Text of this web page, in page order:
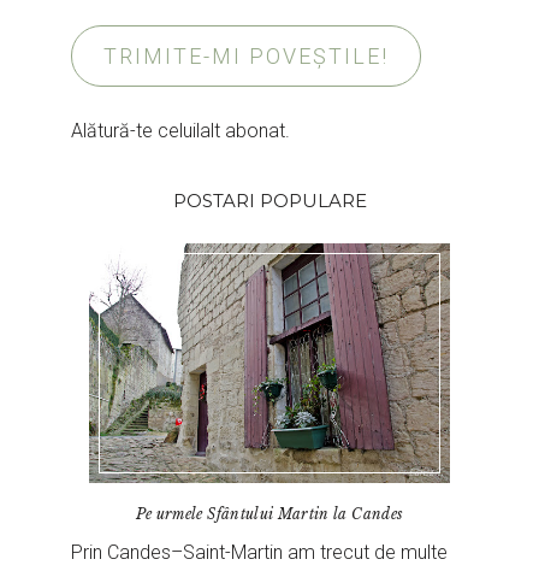
TRIMITE-MI POVEȘTILE!
Alătură-te celuilalt abonat.
POSTARI POPULARE
Pe urmele Sfântului Martin la Candes
Prin Candes–Saint-Martin am trecut de multe